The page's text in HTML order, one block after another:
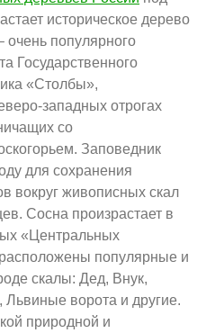
историческое дерево
очень популярного
Государственного
«Столбы»,
западных отрогах
со
Заповедник
для сохранения
вокруг живописных скал
Сосна произрастает в
«Центральных
популярные и
скалы: Дед, Внук,
Львиные ворота и другие.
природной и